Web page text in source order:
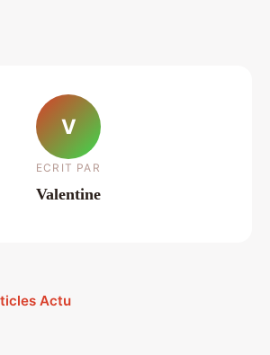
V
ECRIT PAR
Valentine
Actu